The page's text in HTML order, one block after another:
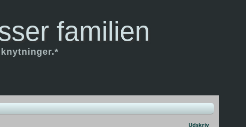
familien
Udskriv